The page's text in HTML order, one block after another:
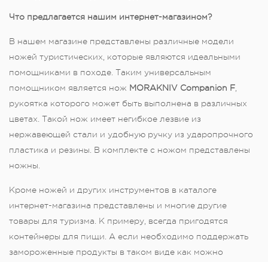
Что предлагается нашим интернет-магазином?
В нашем магазине представлены различные модели
ножей туристических, которые являются идеальными
помощниками в походе. Таким универсальным
помощником является нож MORAKNIV Companion F
рукоятка которого может быть выполнена в различных
цветах. Такой нож имеет негибкое лезвие из
нержавеющей стали и удобную ручку из ударопрочного
пластика и резины. В комплекте с ножом представлены
ножны.
Кроме ножей и других инструментов в каталоге
интернет-магазина представлены и многие другие
товары для туризма. К примеру, всегда пригодятся
контейнеры для пищи. А если необходимо поддержать
замороженные продукты в таком виде как можно